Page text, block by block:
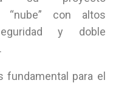
“nube” con altos
y doble
para el